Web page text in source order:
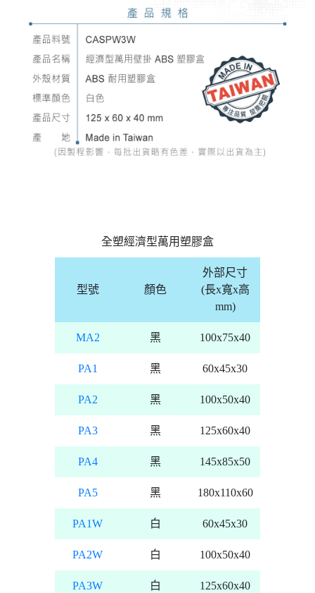
全塑經濟型萬用塑膠盒
型號 顏色
外部尺寸
(長x寬x高
mm)
MA2 黑 100x75x40
PA1 黑 60x45x30
PA2 黑 100x50x40
PA3 黑 125x60x40
PA4 黑 145x85x50
PA5 黑 180x110x60
PA1W 白 60x45x30
PA2W 白 100x50x40
PA3W 白 125x60x40